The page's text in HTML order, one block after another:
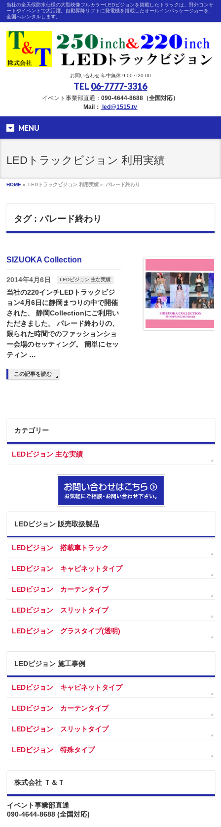
当社の全天候防水仕様の大型映像フルカラーLEDビジョンを搭載したトラックは、野外コンサ
ートやイベントで大活躍。自動昇降リフトに発電機を搭載したオールインパッケージカーを、
全国へレンタルします。
お問い合わせ 年中無休 9:00～20:00
TEL 06-7777-3316
イベント事業部直通：090-4644-8688（全国対応）
Mail：
led@1515.tv
MENU
LEDトラックビジョン 利用実績
HOME » LEDトラックビジョン 利用実績 » パレード終わり
タグ : パレード終わり
SIZUOKA Collection
2014年4月6日 LEDビジョン 主な実績
当社の220インチLEDトラックビジ
ョン4月6日に静岡まつりの中で開催
された、 静岡Collectionにご利用い
ただきました。 パレード終わりの、
限られた時間でのファッションショ
ー会場のセッティング。 簡単にセッ
ティン …
この記事を読む
カテゴリー
LEDビジョン 主な実績
LEDビジョン 販売取扱製品
LEDビジョン 搭載車トラック
LEDビジョン キャビネットタイプ
LEDビジョン カーテンタイプ
LEDビジョン スリットタイプ
LEDビジョン グラスタイプ(透明)
LEDビジョン 施工事例
LEDビジョン キャビネットタイプ
LEDビジョン カーテンタイプ
LEDビジョン スリットタイプ
LEDビジョン 特殊タイプ
株式会社 Ｔ＆Ｔ
イベント事業部直通
090-4644-8688 (全国対応)